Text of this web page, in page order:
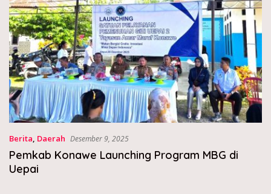
Berita, Daerah Desember 9, 2025
Pemkab Konawe Launching Program MBG di
Uepai